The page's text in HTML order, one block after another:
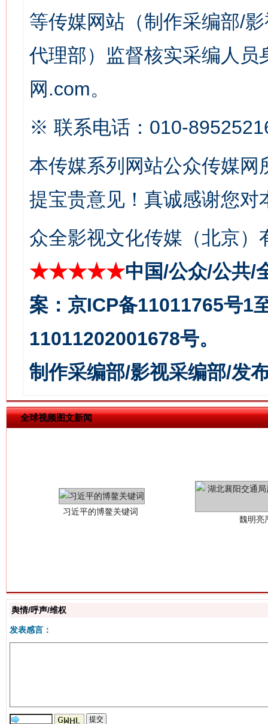
等传媒网站（制作采编部/
代理部）监督核实采编人员
网.com。
※ 联系电话：010-
本传媒系列网站公众传媒
提宝贵意见！真诚感谢您
众全影视文化传媒（北京）
★★★★★中国/公众/公共/
案：京ICP备11011765号1
11011202001678号。
制作采编部/影视采编部/发
全球视频图文新闻
这是一记警钟！
今
生
舆情/呼声/维权
发表感言：